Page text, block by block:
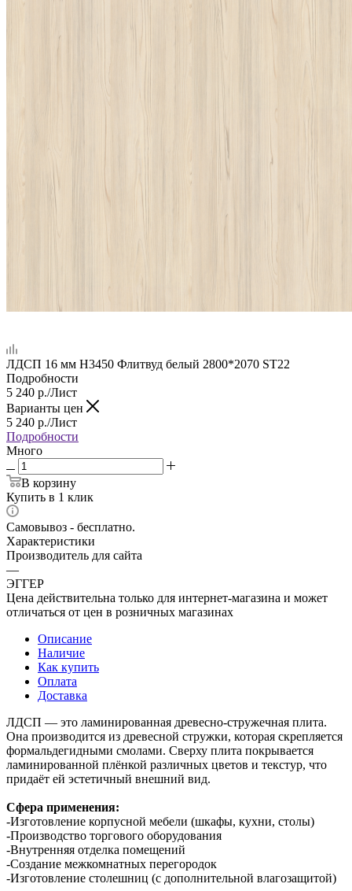
ЛДСП 16 мм H3450 Флитвуд белый 2800*2070 ST22
Подробности
5 240 р./Лист
Варианты цен
5 240 р./Лист
Подробности
Много
В корзину
Купить в 1 клик
Самовывоз - бесплатно.
Характеристики
Производитель для сайта
—
ЭГГЕР
Цена действительна только для интернет-магазина и может
отличаться от цен в розничных магазинах
Описание
Наличие
Как купить
Оплата
Доставка
ЛДСП — это ламинированная древесно-стружечная плита.
Она производится из древесной стружки, которая скрепляется
формальдегидными смолами. Сверху плита покрывается
ламинированной плёнкой различных цветов и текстур, что
придаёт ей эстетичный внешний вид.
Сфера применения:
-Изготовление корпусной мебели (шкафы, кухни, столы)
-Производство торгового оборудования
-Внутренняя отделка помещений
-Создание межкомнатных перегородок
-Изготовление столешниц (с дополнительной влагозащитой)